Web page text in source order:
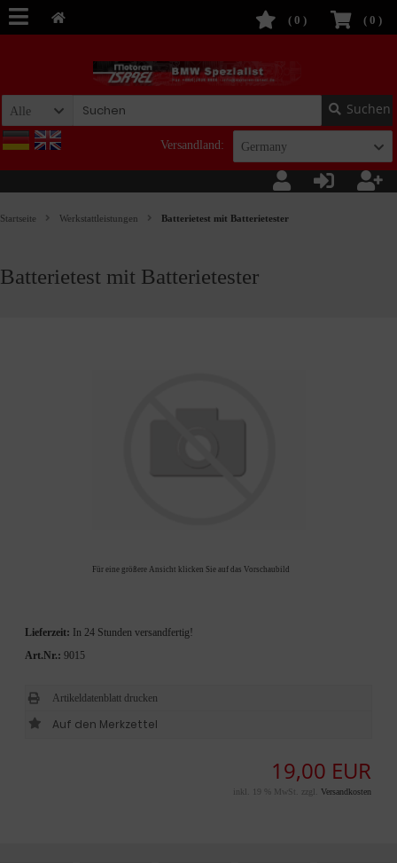
( 0 )
( 0 )
Alle Suchen
Versandland: Germany
Startseite Werkstattleistungen Batterietest mit Batterietester
Batterietest mit Batterietester
Für eine größere Ansicht klicken Sie auf das Vorschaubild
Lieferzeit:
In 24 Stunden versandfertig!
Art.Nr.: 9015
Artikeldatenblatt drucken
19,00 EUR
inkl. 19 % MwSt. zzgl. Versandkosten